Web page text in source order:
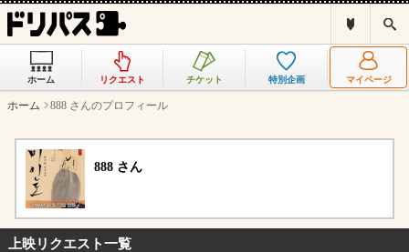
リ
ス
と
索
ホーム リクエスト チケット 特別企画 マイページ
ホーム 888 さんのプロフィール
888 さん
上映リクエスト一覧